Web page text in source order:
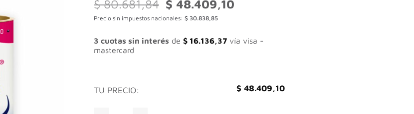
$80.681,84 El
precio
original
$ 80.681,84.
$ 48.409,10
$ 48.409,10.
Precio sin impuestos nacionales: $ 30.838,85
3 cuotas sin interés de $ 16.136,37 vía visa -
mastercard
TU PRECIO: $ 48.409,10